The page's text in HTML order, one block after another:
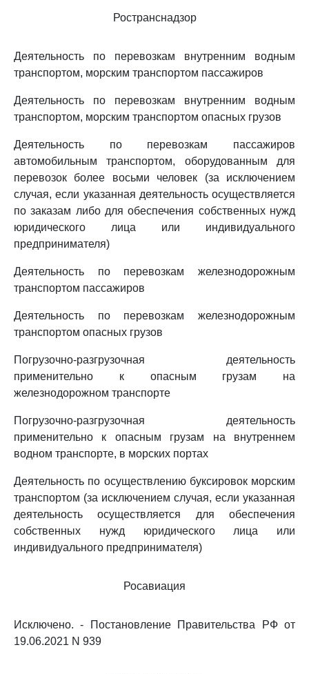
Ространснадзор
Деятельность по перевозкам внутренним водным
транспортом, морским транспортом пассажиров
Деятельность по перевозкам внутренним водным
транспортом, морским транспортом опасных грузов
Деятельность по перевозкам пассажиров
автомобильным транспортом, оборудованным для
перевозок более восьми человек (за исключением
случая, если указанная деятельность осуществляется
по заказам либо для обеспечения собственных нужд
юридического лица или индивидуального
предпринимателя)
Деятельность по перевозкам железнодорожным
транспортом пассажиров
Деятельность по перевозкам железнодорожным
транспортом опасных грузов
Погрузочно-разгрузочная деятельность
применительно к опасным грузам на
железнодорожном транспорте
Погрузочно-разгрузочная деятельность
применительно к опасным грузам на внутреннем
водном транспорте, в морских портах
Деятельность по осуществлению буксировок морским
транспортом (за исключением случая, если указанная
деятельность осуществляется для обеспечения
собственных нужд юридического лица или
индивидуального предпринимателя)
Росавиация
Исключено. - Постановление Правительства РФ от
19.06.2021 N 939